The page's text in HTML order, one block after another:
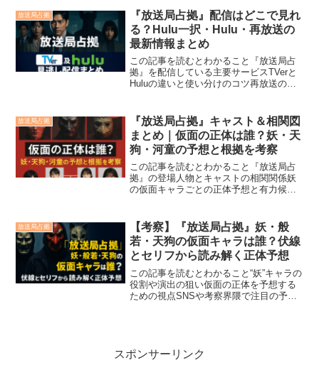
やファンによる話題の盛り上がり占拠シ
リーズにおける常連出演者...
放送局占拠
『放送局占拠』配信はどこで見れ
る？Hulu一択・Hulu・再放送の
最新情報まとめ
この記事を読むとわかること『放送局占
拠』を配信している主要サービスTVerと
Huluの違いと使い分けのコツ再放送の可
『放送局占拠』。見逃してしまった方へ
朗報です！本記事...
放送局占拠
『放送局占拠』キャスト＆相関図
まとめ｜仮面の正体は誰？妖・天
狗・河童の予想と根拠を考察
この記事を読むとわかること『放送局占
拠』の登場人物とキャストの相関関係妖
の仮面キャラごとの正体予想と有力候補
をまとった武装集団が巨大テレビ局を占
拠します。本記事で...
放送局占拠
【考察】『放送局占拠』妖・般
若・天狗の仮面キャラは誰？伏線
とセリフから読み解く正体予想
この記事を読むとわかること“妖”キャラの
役割や演出の狙い仮面の正体を予想する
ための視点SNSや考察界隈で注目の予想
スポンサーリンク